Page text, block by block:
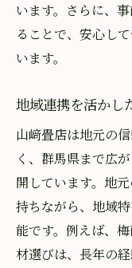
います。さらに、
ることで、安心し
います。
地域連携を活かし
山﨑畳店は地元の
く、群馬県まで広
開しています。地
持ちながら、地域
能です。例えば、
材選びは、長年の